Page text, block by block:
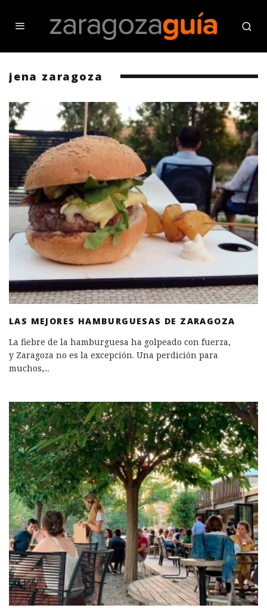
jena zaragoza
LAS MEJORES HAMBURGUESAS DE ZARAGOZA
La fiebre de la hamburguesa ha golpeado con fuerza,
y Zaragoza no es la excepción. Una perdición para
muchos,...